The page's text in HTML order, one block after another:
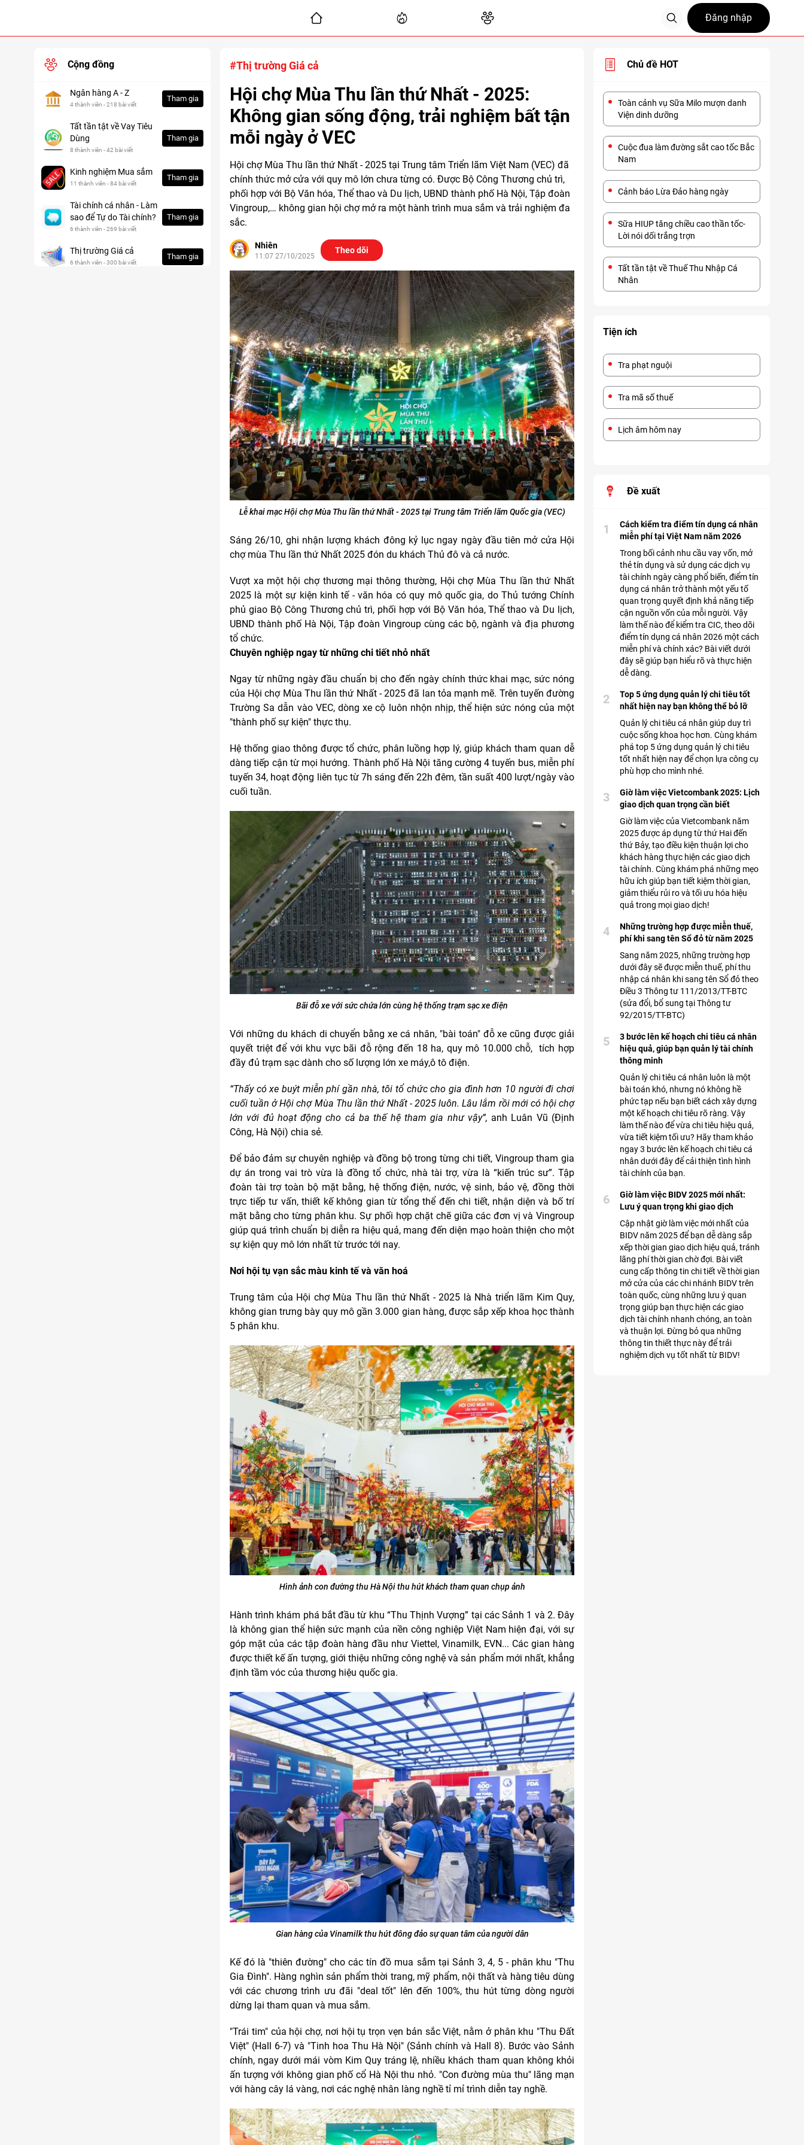
Đăng nhập
Cộng đồng
Ngân hàng A - Z
4 thành viên - 218 bài viết
Tham gia
Tất tần tật về Vay Tiêu
Dùng
8 thành viên - 42 bài viết
Tham gia
Kinh nghiệm Mua sắm
11 thành viên - 84 bài viết
Tham gia
Tài chính cá nhân - Làm
sao để Tự do Tài chính?
6 thành viên - 269 bài viết
Tham gia
Thị trường Giá cả
6 thành viên - 300 bài viết
Tham gia
#Thị trường Giá cả
Hội chợ Mùa Thu lần thứ Nhất - 2025:
Không gian sống động, trải nghiệm bất tận
mỗi ngày ở VEC
Hội chợ Mùa Thu lần thứ Nhất - 2025 tại Trung tâm Triển lãm Việt Nam (VEC) đã
chính thức mở cửa với quy mô lớn chưa từng có. Được Bộ Công Thương chủ trì,
phối hợp với Bộ Văn hóa, Thể thao và Du lịch, UBND thành phố Hà Nội, Tập đoàn
Vingroup,… không gian hội chợ mở ra một hành trình mua sắm và trải nghiệm đa
sắc.
Nhiên
11:07 27/10/2025
Theo dõi
Lễ khai mạc Hội chợ Mùa Thu lần thứ Nhất - 2025 tại Trung tâm Triển lãm Quốc gia (VEC)
Sáng 26/10, ghi nhận lượng khách đông kỷ lục ngay ngày đầu tiên mở cửa Hội
chợ mùa Thu lần thứ Nhất 2025 đón du khách Thủ đô và cả nước.
Vượt xa một hội chợ thương mại thông thường, Hội chợ Mùa Thu lần thứ Nhất
2025 là một sự kiện kinh tế - văn hóa có quy mô quốc gia, do Thủ tướng Chính
phủ giao Bộ Công Thương chủ trì, phối hợp với Bộ Văn hóa, Thể thao và Du lịch,
UBND thành phố Hà Nội, Tập đoàn Vingroup cùng các bộ, ngành và địa phương
tổ chức.
Chuyên nghiệp ngay từ những chi tiết nhỏ nhất
Ngay từ những ngày đầu chuẩn bị cho đến ngày chính thức khai mạc, sức nóng
của Hội chợ Mùa Thu lần thứ Nhất - 2025 đã lan tỏa mạnh mẽ. Trên tuyến đường
Trường Sa dẫn vào VEC, dòng xe cộ luôn nhộn nhịp, thể hiện sức nóng của một
"thành phố sự kiện" thực thụ.
Hệ thống giao thông được tổ chức, phân luồng hợp lý, giúp khách tham quan dễ
dàng tiếp cận từ mọi hướng. Thành phố Hà Nội tăng cường 4 tuyến bus, miễn phí
tuyến 34, hoạt động liên tục từ 7h sáng đến 22h đêm, tần suất 400 lượt/ngày vào
cuối tuần.
Bãi đỗ xe với sức chứa lớn cùng hệ thống trạm sạc xe điện
Với những du khách di chuyển bằng xe cá nhân, "bài toán" đỗ xe cũng được giải
quyết triệt để với khu vực bãi đỗ rộng đến 18 ha, quy mô 10.000 chỗ, tích hợp
đầy đủ trạm sạc dành cho số lượng lớn xe máy,ô tô điện.
“Thấy có xe buýt miễn phí gần nhà, tôi tổ chức cho gia đình hơn 10 người đi chơi
cuối tuần ở Hội chợ Mùa Thu lần thứ Nhất - 2025 luôn. Lâu lắm rồi mới có hội chợ
lớn với đủ hoạt động cho cả ba thế hệ tham gia như vậy”, anh Luân Vũ (Định
Công, Hà Nội) chia sẻ.
Để bảo đảm sự chuyên nghiệp và đồng bộ trong từng chi tiết, Vingroup tham gia
dự án trong vai trò vừa là đồng tổ chức, nhà tài trợ, vừa là “kiến trúc sư”. Tập
đoàn tài trợ toàn bộ mặt bằng, hệ thống điện, nước, vệ sinh, bảo vệ, đồng thời
trực tiếp tư vấn, thiết kế không gian từ tổng thể đến chi tiết, nhận diện và bố trí
mặt bằng cho từng phân khu. Sự phối hợp chặt chẽ giữa các đơn vị và Vingroup
giúp quá trình chuẩn bị diễn ra hiệu quả, mang đến diện mạo hoàn thiện cho một
sự kiện quy mô lớn nhất từ trước tới nay.
Nơi hội tụ vạn sắc màu kinh tế và văn hoá
Trung tâm của Hội chợ Mùa Thu lần thứ Nhất - 2025 là Nhà triển lãm Kim Quy,
không gian trưng bày quy mô gần 3.000 gian hàng, được sắp xếp khoa học thành
5 phân khu.
Hình ảnh con đường thu Hà Nội thu hút khách tham quan chụp ảnh
Hành trình khám phá bắt đầu từ khu “Thu Thịnh Vượng” tại các Sảnh 1 và 2. Đây
là không gian thể hiện sức mạnh của nền công nghiệp Việt Nam hiện đại, với sự
góp mặt của các tập đoàn hàng đầu như Viettel, Vinamilk, EVN... Các gian hàng
được thiết kế ấn tượng, giới thiệu những công nghệ và sản phẩm mới nhất, khẳng
định tầm vóc của thương hiệu quốc gia.
Gian hàng của Vinamilk thu hút đông đảo sự quan tâm của người dân
Kế đó là "thiên đường" cho các tín đồ mua sắm tại Sảnh 3, 4, 5 - phân khu "Thu
Gia Đình". Hàng nghìn sản phẩm thời trang, mỹ phẩm, nội thất và hàng tiêu dùng
với các chương trình ưu đãi "deal tốt" lên đến 100%, thu hút từng dòng người
dừng lại tham quan và mua sắm.
"Trái tim" của hội chợ, nơi hội tụ trọn vẹn bản sắc Việt, nằm ở phân khu "Thu Đất
Việt" (Hall 6-7) và "Tinh hoa Thu Hà Nội" (Sảnh chính và Hall 8). Bước vào Sảnh
chính, ngay dưới mái vòm Kim Quy tráng lệ, nhiều khách tham quan không khỏi
ấn tượng với không gian phố cổ Hà Nội thu nhỏ. "Con đường mùa thu" lãng mạn
với hàng cây lá vàng, nơi các nghệ nhân làng nghề tỉ mỉ trình diễn tay nghề.
Chủ đề HOT
Toàn cảnh vụ Sữa Milo mượn danh
Viện dinh dưỡng
Cuộc đua làm đường sắt cao tốc Bắc
Nam
Cảnh báo Lừa Đảo hàng ngày
Sữa HIUP tăng chiều cao thần tốc-
Lời nói dối trắng trợn
Tất tần tật về Thuế Thu Nhập Cá
Nhân
Tiện ích
Tra phạt nguội
Tra mã số thuế
Lịch âm hôm nay
Đề xuất
Cách kiểm tra điểm tín dụng cá nhân
miễn phí tại Việt Nam năm 2026
1
Trong bối cảnh nhu cầu vay vốn, mở
thẻ tín dụng và sử dụng các dịch vụ
tài chính ngày càng phổ biến, điểm tín
dụng cá nhân trở thành một yếu tố
quan trọng quyết định khả năng tiếp
cận nguồn vốn của mỗi người. Vậy
làm thế nào để kiểm tra CIC, theo dõi
điểm tín dụng cá nhân 2026 một cách
miễn phí và chính xác? Bài viết dưới
đây sẽ giúp bạn hiểu rõ và thực hiện
dễ dàng.
Top 5 ứng dụng quản lý chi tiêu tốt
nhất hiện nay bạn không thể bỏ lỡ
2
Quản lý chi tiêu cá nhân giúp duy trì
cuộc sống khoa học hơn. Cùng khám
phá top 5 ứng dụng quản lý chi tiêu
tốt nhất hiện nay để chọn lựa công cụ
phù hợp cho mình nhé.
Giờ làm việc Vietcombank 2025: Lịch
giao dịch quan trọng cần biết
3
Giờ làm việc của Vietcombank năm
2025 được áp dụng từ thứ Hai đến
thứ Bảy, tạo điều kiện thuận lợi cho
khách hàng thực hiện các giao dịch
tài chính. Cùng khám phá những mẹo
hữu ích giúp bạn tiết kiệm thời gian,
giảm thiểu rủi ro và tối ưu hóa hiệu
quả trong mọi giao dịch!
Những trường hợp được miễn thuế,
phí khi sang tên Sổ đỏ từ năm 2025
4
Sang năm 2025, những trường hợp
dưới đây sẽ được miễn thuế, phí thu
nhập cá nhân khi sang tên Sổ đỏ theo
Điều 3 Thông tư 111/2013/TT-BTC
(sửa đổi, bổ sung tại Thông tư
92/2015/TT-BTC)
3 bước lên kế hoạch chi tiêu cá nhân
hiệu quả, giúp bạn quản lý tài chính
thông minh
5
Quản lý chi tiêu cá nhân luôn là một
bài toán khó, nhưng nó không hề
phức tạp nếu bạn biết cách xây dựng
một kế hoạch chi tiêu rõ ràng. Vậy
làm thế nào để vừa chi tiêu hiệu quả,
vừa tiết kiệm tối ưu? Hãy tham khảo
ngay 3 bước lên kế hoạch chi tiêu cá
nhân dưới đây để cải thiện tình hình
tài chính của bạn.
Giờ làm việc BIDV 2025 mới nhất:
Lưu ý quan trọng khi giao dịch
6
Cập nhật giờ làm việc mới nhất của
BIDV năm 2025 để bạn dễ dàng sắp
xếp thời gian giao dịch hiệu quả, tránh
lãng phí thời gian chờ đợi. Bài viết
cung cấp thông tin chi tiết về thời gian
mở cửa của các chi nhánh BIDV trên
toàn quốc, cùng những lưu ý quan
trọng giúp bạn thực hiện các giao
dịch tài chính nhanh chóng, an toàn
và thuận lợi. Đừng bỏ qua những
thông tin thiết thực này để trải
nghiệm dịch vụ tốt nhất từ BIDV!